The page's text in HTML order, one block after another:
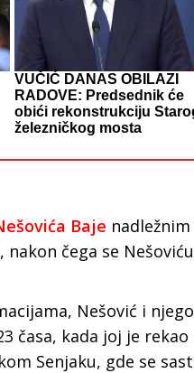
VUČIĆ DANAS OBILAZI
RADOVE: Predsednik će
obići rekonstrukciju
železničkog mosta
Baje
nakon čega se
Nešović i
časa, kada joj je
Senjaku, gde se